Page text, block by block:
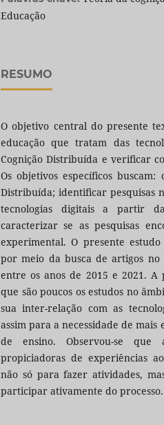
Educação
RESUMO
O objetivo central do presente
educação que tratam das
Cognição Distribuída e verificar
Os objetivos específicos
Distribuída; identificar pesquisas
tecnologias digitais a partir
caracterizar se as pesquisas
experimental. O presente
por meio da busca de artigos no
entre os anos de 2015 e 2021.
que são poucos os estudos no
sua inter-relação com as
assim para a necessidade de
de ensino. Observou-se que
propiciadoras de experiências
não só para fazer atividades,
participar ativamente do processo.